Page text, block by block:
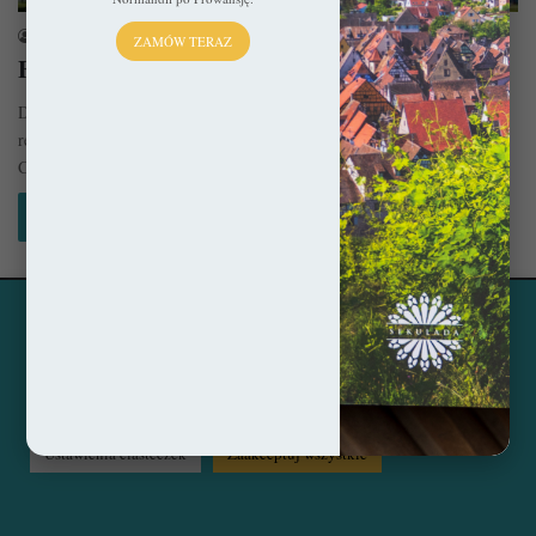
9 marca 2023
Elbląg – W rytmie retrowersji
Do czasów II wojny światowej Elbląg należał do najpiękniejszych miast
regionu, ale wszelkie tego świadectwa przepadły pod tonami gruzów.
Choć…
© Copyright 2014 - 2026, All Rights Reserved by sekulada.com
PinterestInstagram
Ta strona korzysta z ciasteczek, aby świadczyć usługi na
najwyższym poziomie. Klikając opcję "Zaakceptuj wszystkie"
zgadzasz się na użycie wszystkich ciasteczek. Możesz również
przejść do "Ustawień Ciasteczek", aby zgodzić się tylko na
Czytaj więcej...
Ustawienia ciasteczek Zaakceptuj wszystkie
ZAMÓW TERAZ